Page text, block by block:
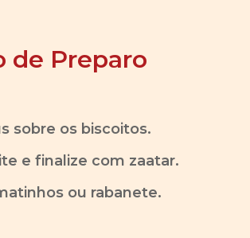
de Preparo
sobre os biscoitos.
e finalize com zaatar.
ou rabanete.